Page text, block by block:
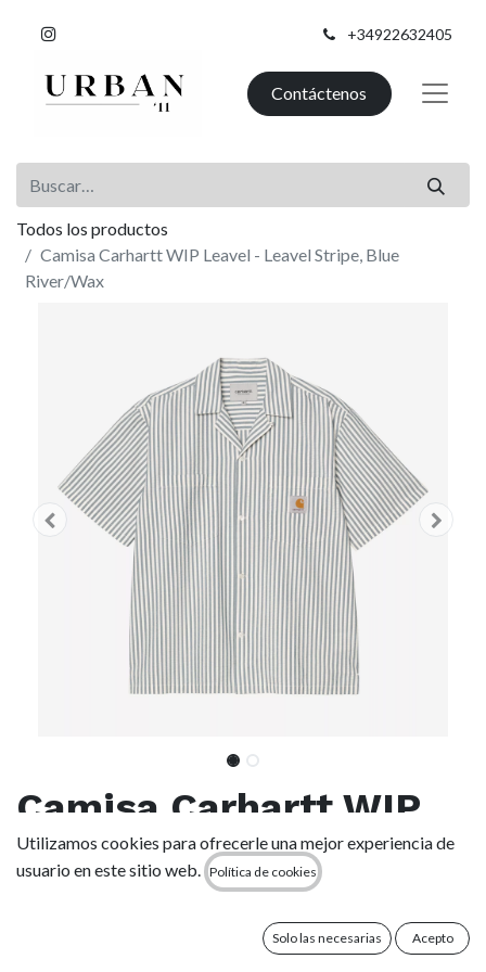
+34922632405
Contáctenos
Todos los productos
Camisa Carhartt WIP Leavel - Leavel Stripe, Blue
River/Wax
Camisa Carhartt WIP
Leavel - Leavel Stripe,
Blue River/Wax
Utilizamos cookies para ofrecerle una mejor experiencia de
usuario en este sitio web.
Política de cookies
Solo las necesarias Acepto